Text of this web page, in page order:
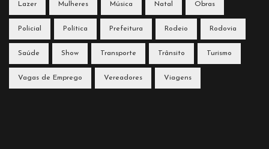
Lazer Mulheres Música Natal Obras
Policial Política Prefeitura Rodeio Rodovia
Saúde Show Transporte Trânsito Turismo
Vagas de Emprego Vereadores Viagens